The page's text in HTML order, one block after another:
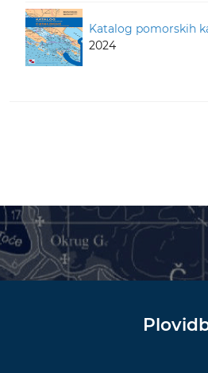
Katalog pomorskih
2024